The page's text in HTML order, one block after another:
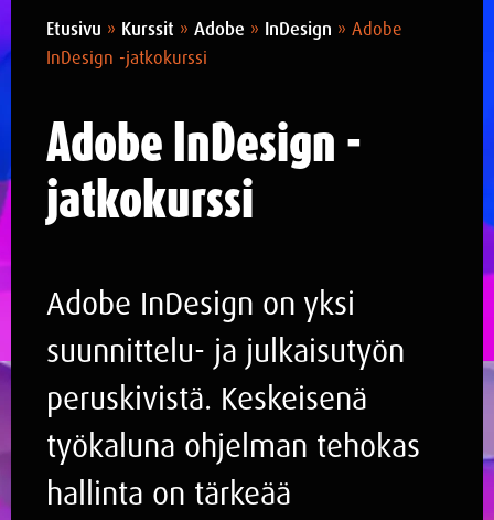
Etusivu » Kurssit » Adobe » InDesign » Adobe
InDesign -jatkokurssi
Adobe InDesign -
jatkokurssi
Adobe InDesign on yksi
suunnittelu- ja julkaisutyön
peruskivistä. Keskeisenä
työkaluna ohjelman tehokas
hallinta on tärkeää